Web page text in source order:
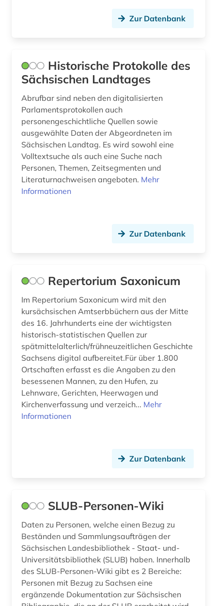
Zur Datenbank
Historische Protokolle des
Sächsischen Landtages
Abrufbar sind neben den digitalisierten
Parlamentsprotokollen auch
personengeschichtliche Quellen sowie
ausgewählte Daten der Abgeordneten im
Sächsischen Landtag. Es wird sowohl eine
Volltextsuche als auch eine Suche nach
Personen, Themen, Zeitsegmenten und
Literaturnachweisen angeboten. Mehr
Informationen
Zur Datenbank
Repertorium Saxonicum
Im Repertorium Saxonicum wird mit den
kursächsischen Amtserbbüchern aus der Mitte
des 16. Jahrhunderts eine der wichtigsten
historisch-statistischen Quellen zur
spätmittelalterlich/frühneuzeitlichen Geschichte
Sachsens digital aufbereitet.Für über 1.800
Ortschaften erfasst es die Angaben zu den
besessenen Mannen, zu den Hufen, zu
Lehnware, Gerichten, Heerwagen und
Kirchenverfassung und verzeich... Mehr
Informationen
Zur Datenbank
SLUB-Personen-Wiki
Daten zu Personen, welche einen Bezug zu
Beständen und Sammlungsaufträgen der
Sächsischen Landesbibliothek - Staat- und-
Universitätsbibliothek (SLUB) haben. Innerhalb
des SLUB-Personen-Wiki gibt es 2 Bereiche:
Personen mit Bezug zu Sachsen eine
ergänzende Dokumentation zur Sächsischen